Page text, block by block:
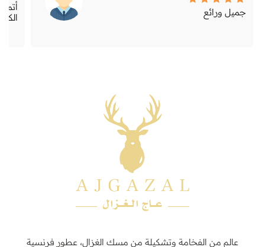
جميل ورائع
عالم من الفخامة وتشكيلة من مسك الغزال، عطور فرنسية